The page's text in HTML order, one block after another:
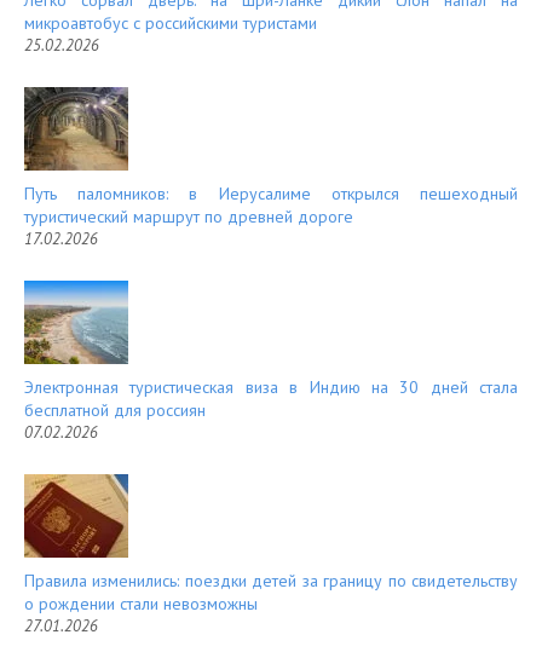
микроавтобус с российскими туристами
25.02.2026
Путь паломников: в Иерусалиме открылся пешеходный
туристический маршрут по древней дороге
17.02.2026
Электронная туристическая виза в Индию на 30 дней стала
бесплатной для россиян
07.02.2026
Правила изменились: поездки детей за границу по свидетельству
о рождении стали невозможны
27.01.2026